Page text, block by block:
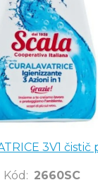
3V1
Kód : 2660SC